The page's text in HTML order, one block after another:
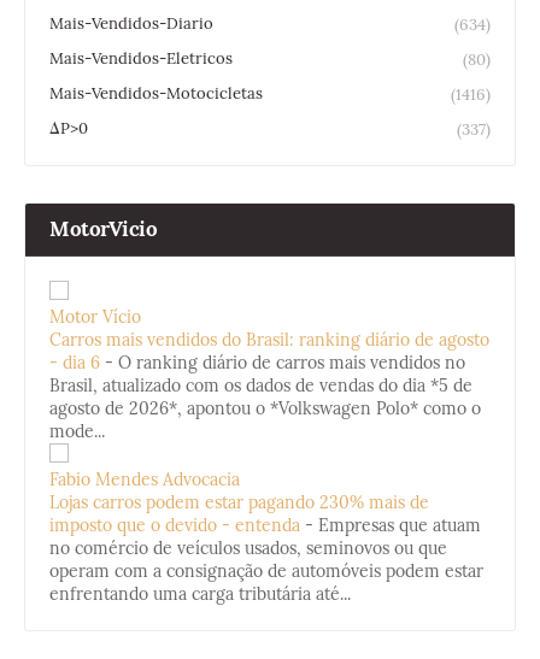
Mais-Vendidos-Diario
(634)
Mais-Vendidos-Eletricos
(80)
Mais-Vendidos-Motocicletas
(1416)
ΔP>0
(337)
MotorVicio
Motor Vício
Carros mais vendidos do Brasil: ranking diário de agosto
- dia 6 - O ranking diário de carros mais vendidos no
Brasil, atualizado com os dados de vendas do dia *5 de
agosto de 2026*, apontou o *Volkswagen Polo* como o
mode...
Fabio Mendes Advocacia
Lojas carros podem estar pagando 230% mais de
imposto que o devido - entenda - Empresas que atuam
no comércio de veículos usados, seminovos ou que
operam com a consignação de automóveis podem estar
enfrentando uma carga tributária até...